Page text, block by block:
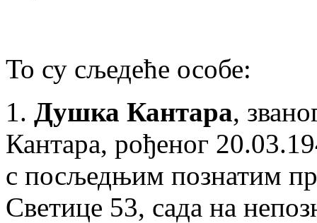
То су сљедеће особе:
1. Душка Кантара,
Кантара, рођеног
с посљедњим познатим
Светице 53, сада на